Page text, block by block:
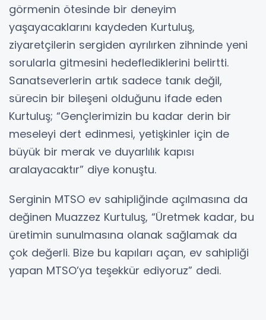
görmenin ötesinde bir deneyim
yaşayacaklarını kaydeden Kurtuluş,
ziyaretçilerin sergiden ayrılırken zihninde yeni
sorularla gitmesini hedeflediklerini belirtti.
Sanatseverlerin artık sadece tanık değil,
sürecin bir bileşeni olduğunu ifade eden
Kurtuluş; “Gençlerimizin bu kadar derin bir
meseleyi dert edinmesi, yetişkinler için de
büyük bir merak ve duyarlılık kapısı
aralayacaktır” diye konuştu.
Serginin MTSO ev sahipliğinde açılmasına da
değinen Muazzez Kurtuluş, “Üretmek kadar, bu
üretimin sunulmasına olanak sağlamak da
çok değerli. Bize bu kapıları açan, ev sahipliği
yapan MTSO’ya teşekkür ediyoruz” dedi.